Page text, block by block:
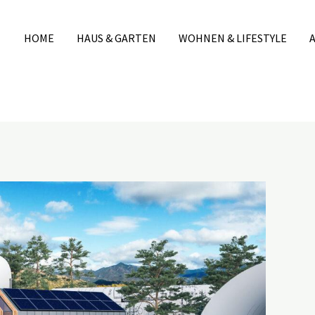
HOME HAUS & GARTEN WOHNEN & LIFESTYLE